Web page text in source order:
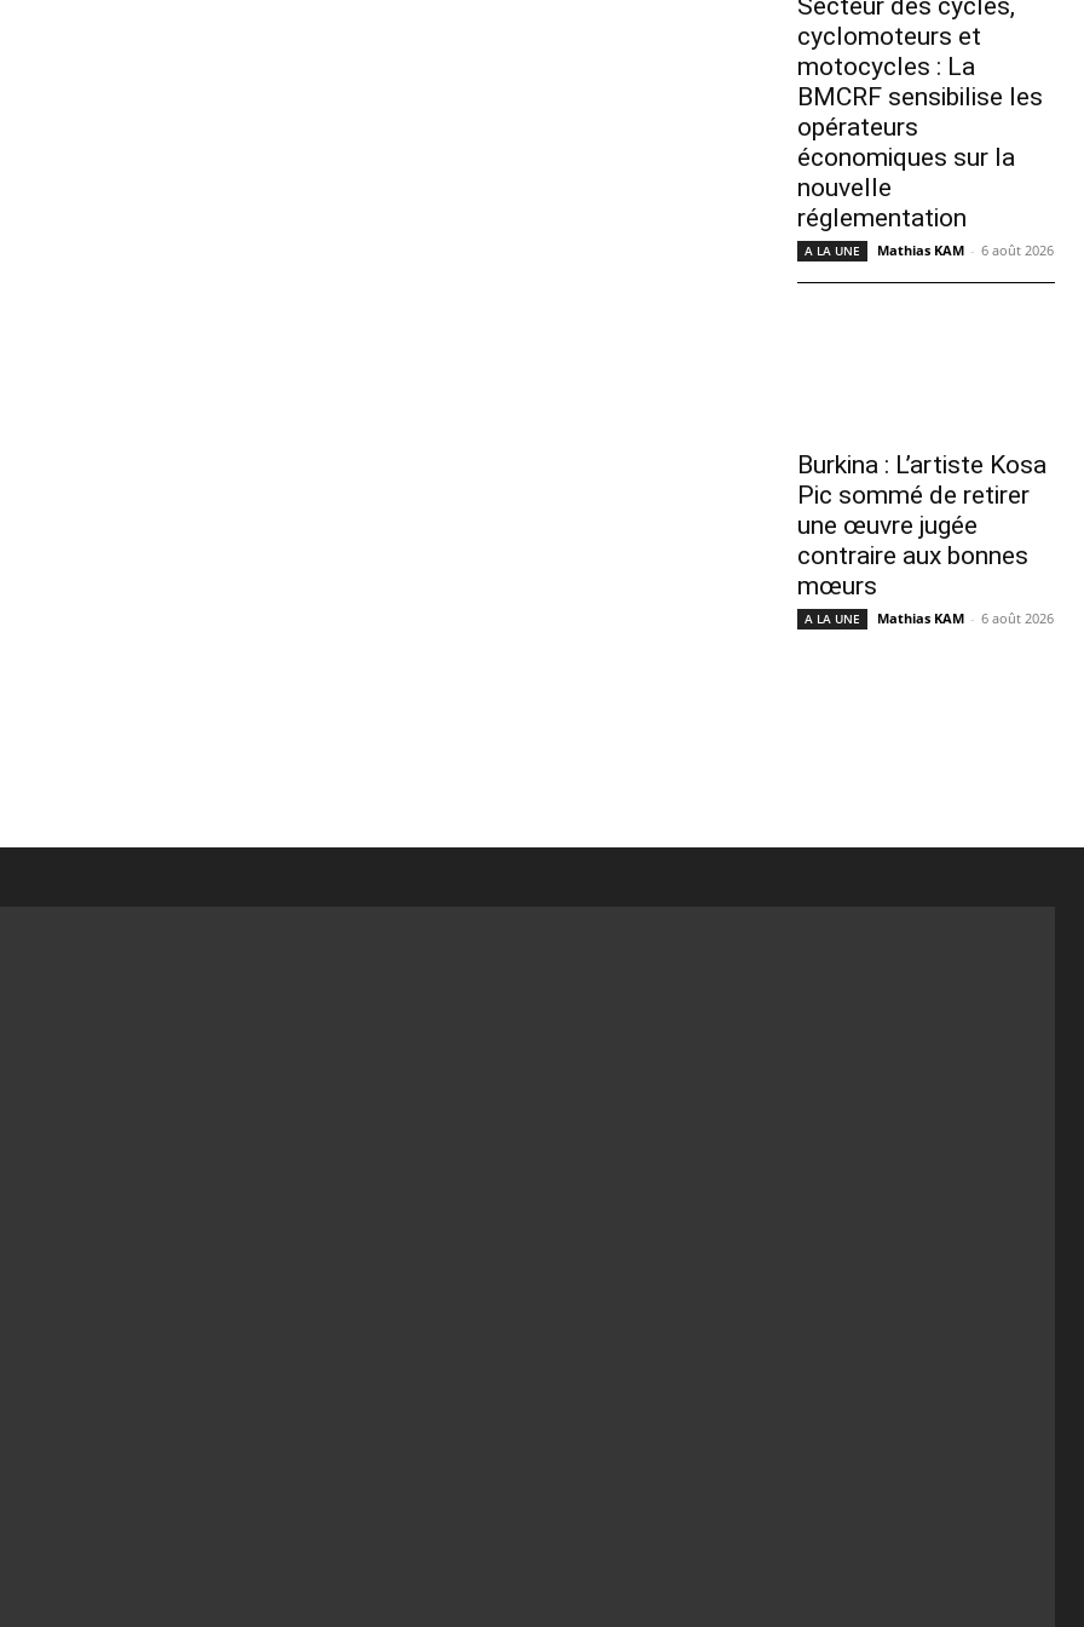
Secteur des cycles,
cyclomoteurs et
motocycles : La
BMCRF sensibilise les
opérateurs
économiques sur la
nouvelle
réglementation
A LA UNE Mathias KAM - 6 août 2026
Burkina : L’artiste Kosa
Pic sommé de retirer
une œuvre jugée
contraire aux bonnes
mœurs
A LA UNE Mathias KAM - 6 août 2026